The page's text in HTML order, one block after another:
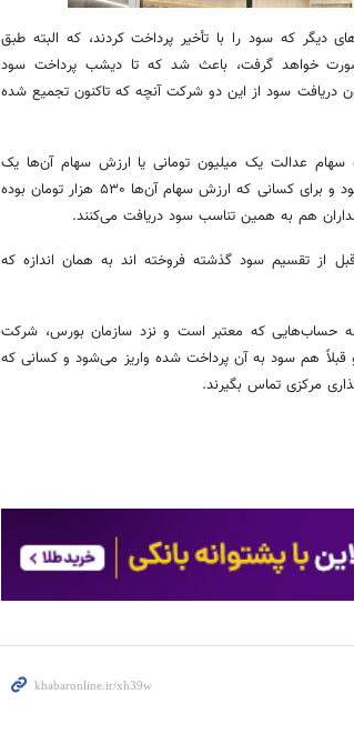
که سود را با تأخیر پرداخت کردند، که البته طبق
خواهد گرفت، باعث شد که تا دیشب پرداخت سود
دریافت سود از این دو شرکت آنچه که تاکنون تجمیع شده
کسانی که برگه سهام عدالت یک میلیون تومانی یا ارزش سهام آن‌ها یک
میلیون تومان بوده کمی بیش از ۱۴۴ هزار تومان خواهد بود و برای کسانی که ارزش سهام آن‌ها ۵۳۰ هزار تومان بوده
از تقسیم سود گذشته فروخته اند به همان اندازه که
حساب‌هایی که معتبر است و نزد سازمان بورس، شرکت
هم سود به آن پرداخت شده واریز می‌شود و کسانی که
مرکزی تماس بگیرند.